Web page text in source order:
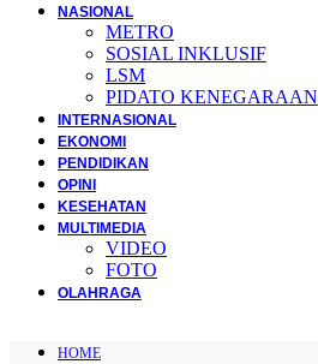
NASIONAL
METRO
SOSIAL INKLUSIF
LSM
PIDATO KENEGARAAN
INTERNASIONAL
EKONOMI
PENDIDIKAN
OPINI
KESEHATAN
MULTIMEDIA
VIDEO
FOTO
OLAHRAGA
HOME